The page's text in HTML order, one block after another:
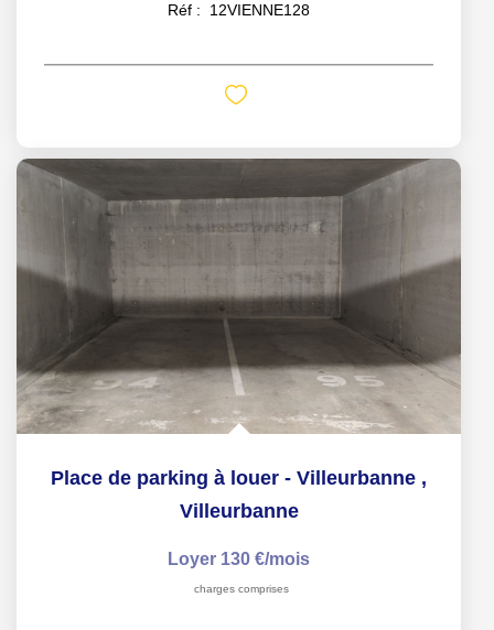
Réf : 12VIENNE128
Place de parking à louer - Villeurbanne ,
Villeurbanne
Loyer 130 €/mois
charges comprises